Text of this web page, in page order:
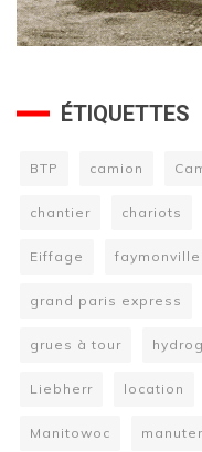
ÉTIQUETTES
BTP camion
chantier chariots
Eiffage faymonville
grand paris express
grues à tour
Liebherr location
Manitowoc